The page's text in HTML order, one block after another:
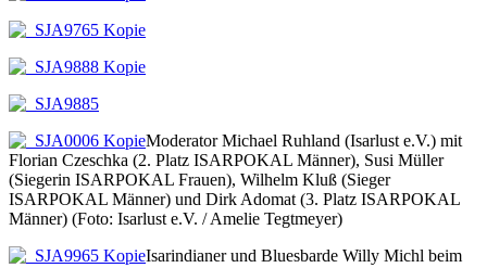
Moderator Michael Ruhland (Isarlust e.V.) mit
Florian Czeschka (2. Platz ISARPOKAL Männer), Susi Müller
(Siegerin ISARPOKAL Frauen), Wilhelm Kluß (Sieger
ISARPOKAL Männer) und Dirk Adomat (3. Platz ISARPOKAL
Männer) (Foto: Isarlust e.V. / Amelie Tegtmeyer)
Isarindianer und Bluesbarde Willy Michl beim